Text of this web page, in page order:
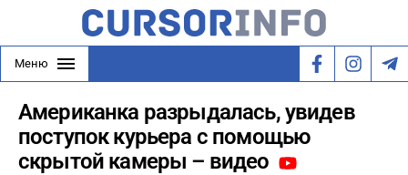
Меню
Американка разрыдалась, увидев
поступок курьера с помощью
скрытой камеры – видео